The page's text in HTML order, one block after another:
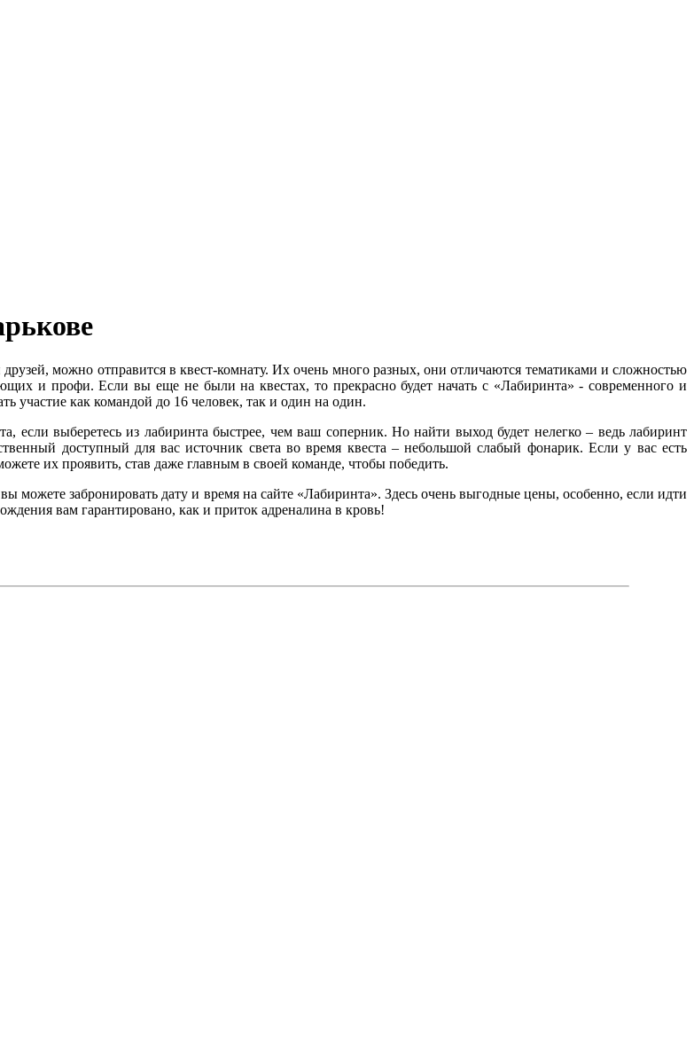
можно отправится в квест-комнату. Их очень много разных, они отличаются тематиками и сложностью
и профи. Если вы еще не были на квестах, то прекрасно будет начать с «Лабиринта» - современного и
участие как командой до 16 человек, так и один на один.
если выберетесь из лабиринта быстрее, чем ваш соперник. Но найти выход будет нелегко – ведь лабиринт
доступный для вас источник света во время квеста – небольшой слабый фонарик. Если у вас есть
их проявить, став даже главным в своей команде, чтобы победить.
можете забронировать дату и время на сайте «Лабиринта». Здесь очень выгодные цены, особенно, если идти
вам гарантировано, как и приток адреналина в кровь!